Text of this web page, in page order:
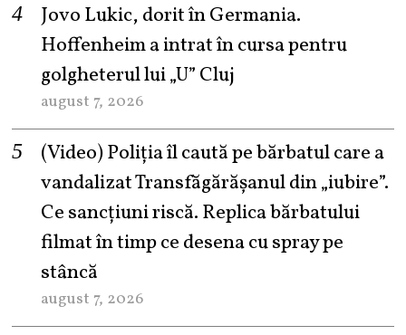
Jovo Lukic, dorit în Germania.
Hoffenheim a intrat în cursa pentru
golgheterul lui „U” Cluj
august 7, 2026
(Video) Poliția îl caută pe bărbatul care a
vandalizat Transfăgărășanul din „iubire”.
Ce sancțiuni riscă. Replica bărbatului
filmat în timp ce desena cu spray pe
stâncă
august 7, 2026